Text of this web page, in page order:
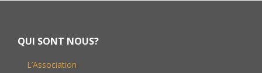
QUI SONT NOUS?
L’Association